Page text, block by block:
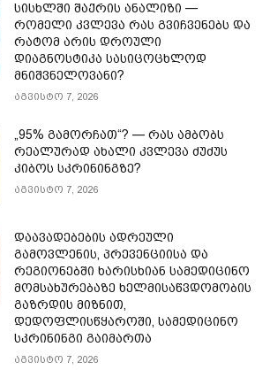
სისხლში შაქრის ანალიზი —
რომელი კვლევა რას გვიჩვენებს და
რატომ არის დროული
დიაგნოსტიკა სასიცოცხლოდ
მნიშვნელოვანი?
აგვისტო 7, 2026
„95% გამორჩათ“? — რას ამბობს
რეალურად ახალი კვლევა ძუძუს
კიბოს სკრინინგზე?
აგვისტო 7, 2026
დაავადებების ადრეული
გამოვლენის, პრევენციისა და
რეგიონებში ხარისხიან სამედიცინო
მომსახურებაზე ხელმისაწვდომობის
გაზრდის მიზნით,
დედოფლისწყაროში, სამედიცინო
სკრინინგი გაიმართა
აგვისტო 7, 2026